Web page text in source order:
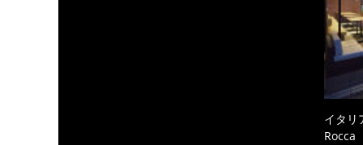
イタリ
Rocca